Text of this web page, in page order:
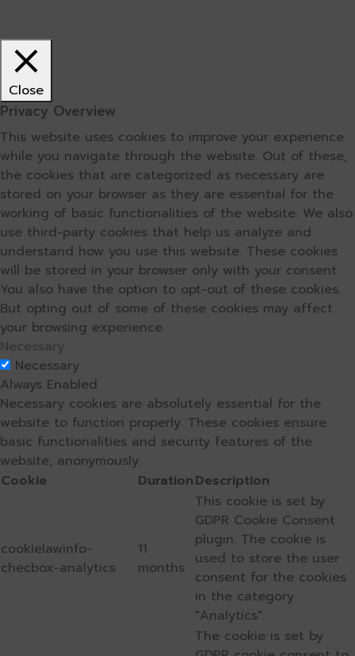
Close
Privacy Overview
This website uses cookies to improve your experience
while you navigate through the website. Out of these,
the cookies that are categorized as necessary are
stored on your browser as they are essential for the
working of basic functionalities of the website. We also
use third-party cookies that help us analyze and
understand how you use this website. These cookies
will be stored in your browser only with your consent.
You also have the option to opt-out of these cookies.
But opting out of some of these cookies may affect
your browsing experience.
Necessary
Necessary
Always Enabled
Necessary cookies are absolutely essential for the
website to function properly. These cookies ensure
basic functionalities and security features of the
website, anonymously.
Cookie
DurationDescription
cookielawinfo-
checbox-analytics
11
months
This cookie is set by
GDPR Cookie Consent
plugin. The cookie is
used to store the user
consent for the cookies
in the category
"Analytics".
The cookie is set by